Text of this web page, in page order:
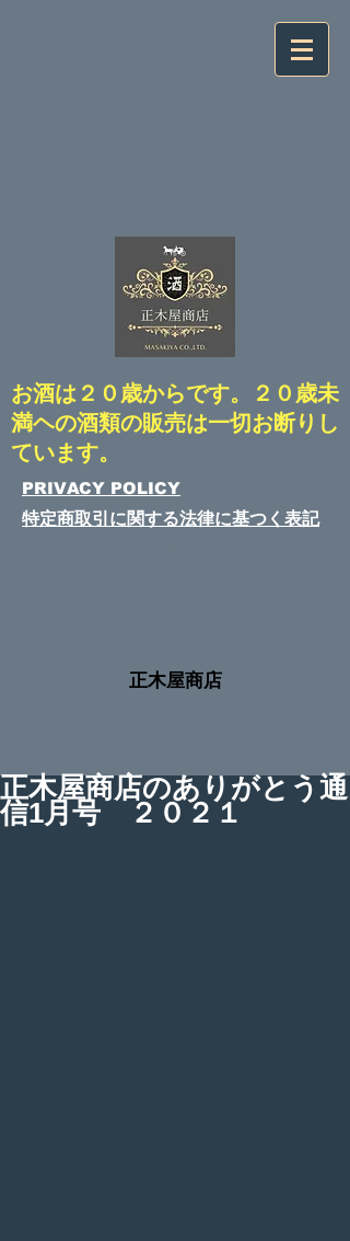
​お酒は２０歳からです。２０歳未
満ヘの酒類の販売は一切お断りし
ています。
​PRIVACY POLICY
特定商取引に関する法律​に基つく表記
​正木屋商店
正木屋商店のありがとう通
信1月号 ２０２１